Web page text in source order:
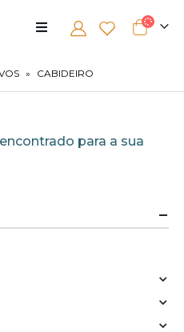
» CABIDEIRO
para a sua